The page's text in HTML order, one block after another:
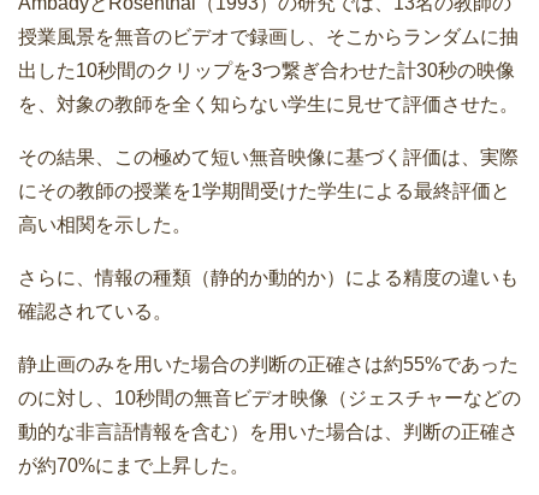
授業風景を無音のビデオで録画し、そこからランダムに抽
出した10秒間のクリップを3つ繋ぎ合わせた計30秒の映像
を、対象の教師を全く知らない学生に見せて評価させた。
その結果、この極めて短い無音映像に基づく評価は、実際
にその教師の授業を1学期間受けた学生による最終評価と
高い相関を示した。
さらに、情報の種類（静的か動的か）による精度の違いも
確認されている。
静止画のみを用いた場合の判断の正確さは約55%であった
のに対し、10秒間の無音ビデオ映像（ジェスチャーなどの
動的な非言語情報を含む）を用いた場合は、判断の正確さ
が約70%にまで上昇した。